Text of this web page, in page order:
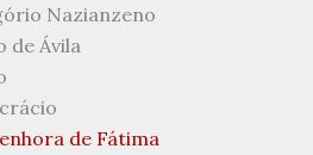
Nazianzeno
de Ávila
de Fátima